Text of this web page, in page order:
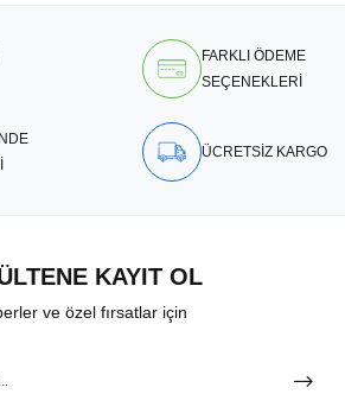
FARKLI ÖDEME
SEÇENEKLERİ
ÜCRETSİZ KARGO
KAYIT OL
ve özel fırsatlar için